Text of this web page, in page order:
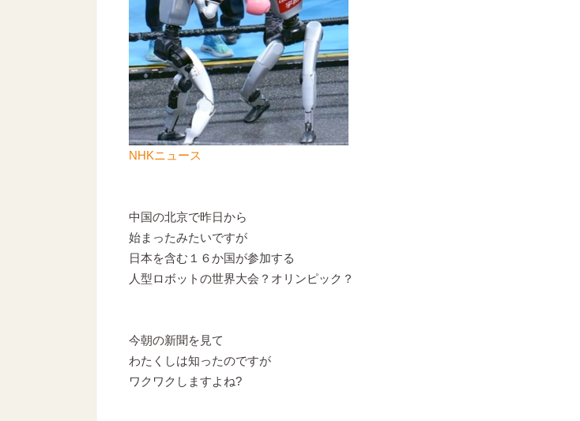
NHKニュース
中国の北京で昨日から
始まったみたいですが
日本を含む１６か国が参加する
人型ロボットの世界大会？オリンピック？
今朝の新聞を見て
わたくしは知ったのですが
ワクワクしますよね?